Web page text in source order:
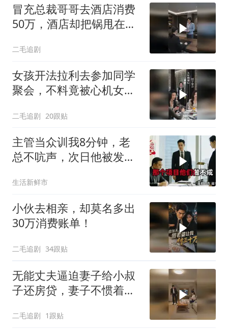
冒充总裁哥哥去酒店消费
50万，酒店却把锅甩在总
二毛追剧
女孩开法拉利去参加同学
聚会，不料竟被心机女冒
二毛追剧 20跟贴
主管当众训我8分钟，老
总不吭声，次日他被发配
生活新鲜市
小伙去相亲，却莫名多出
30万消费账单！
二毛追剧 34跟贴
无能丈夫逼迫妻子给小叔
子还房贷，妻子不惯着他
二毛追剧 1跟贴